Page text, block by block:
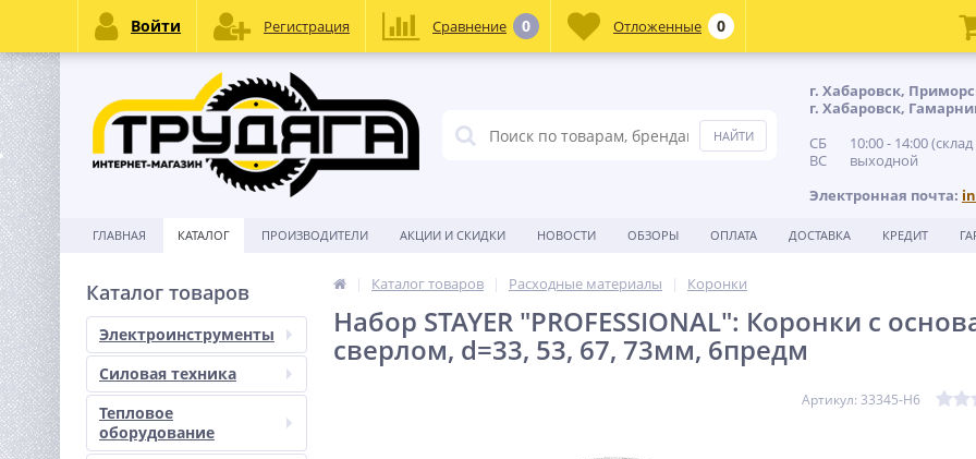
г. Хабаровск,
г. Хабаровск,
СБ 10:00 - 14:00 (склад
ВС выходной
Электронная почта:
ГЛАВНАЯ КАТАЛОГ ПРОИЗВОДИТЕЛИ АКЦИИ И СКИДКИ НОВОСТИ ОБЗОРЫ ОПЛАТА ДОСТАВКА КРЕДИТ
Каталог товаров
Электроинструменты
Силовая техника
Тепловое
оборудование
Каталог товаров Расходные материалы Коронки
Набор STAYER ″PROFESSIONAL″: Коронки с
сверлом, d=33, 53, 67, 73мм, 6предм
Артикул: 33345-H6
Войти Регистрация Сравнение 0 Отложенные 0